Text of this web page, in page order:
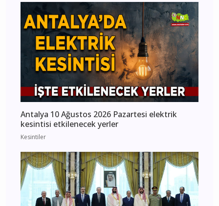
Antalya 10 Ağustos 2026 Pazartesi elektrik
kesintisi etkilenecek yerler
Kesintiler